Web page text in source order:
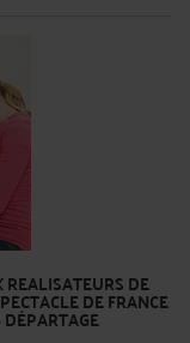
DE
DE FRANCE